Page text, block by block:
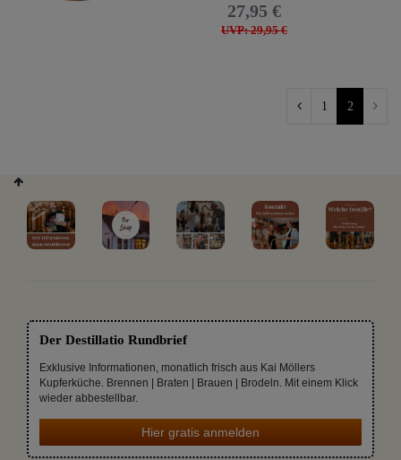
UVP: 29,95 €
27,95 €
1 2
Der Destillatio Rundbrief
Exklusive Informationen, monatlich frisch aus Kai Möllers
Kupferküche. Brennen | Braten | Brauen | Brodeln. Mit einem Klick
wieder abbestellbar.
Hier gratis anmelden